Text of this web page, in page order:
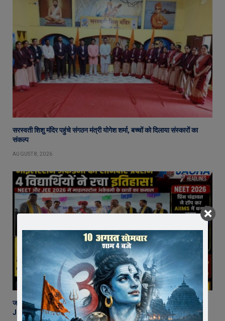
सरस्वती शिशु मंदिर पहुंचे संगठन मंत्री योगेश शर्मा, बच्चों को दिलाया संस्कारों का
संकल्प
AUGUST 8, 2026
जावरा की माइलस्टोन अकैडमी का शानदार प्रदर्शन, 2 छात्र NEET और 2 छात्र
JEE में चयनित